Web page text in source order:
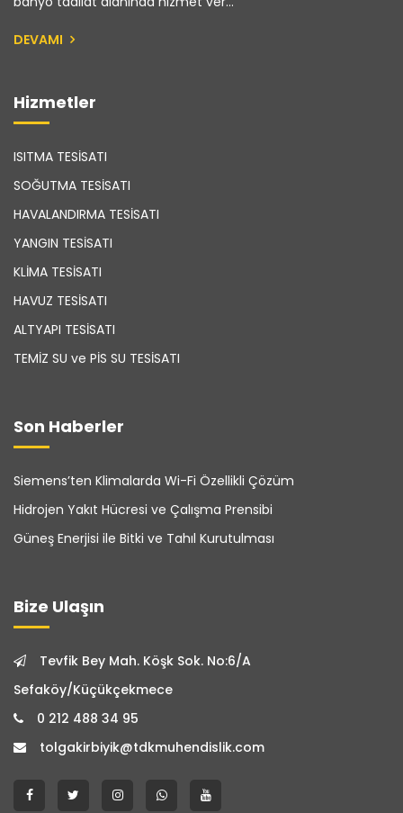
DEVAMI
Hizmetler
ISITMA TESİSATI
SOĞUTMA TESİSATI
HAVALANDIRMA TESİSATI
YANGIN TESİSATI
KLİMA TESİSATI
HAVUZ TESİSATI
ALTYAPI TESİSATI
TEMİZ SU ve PİS SU TESİSATI
Son Haberler
Siemens’ten Klimalarda Wi-Fi Özellikli Çözüm
Hidrojen Yakıt Hücresi ve Çalışma Prensibi
Güneş Enerjisi ile Bitki ve Tahıl Kurutulması
Bize Ulaşın
Tevfik Bey Mah. Köşk Sok. No:6/A
Sefaköy/Küçükçekmece
0 212 488 34 95
tolgakirbiyik@tdkmuhendislik.com